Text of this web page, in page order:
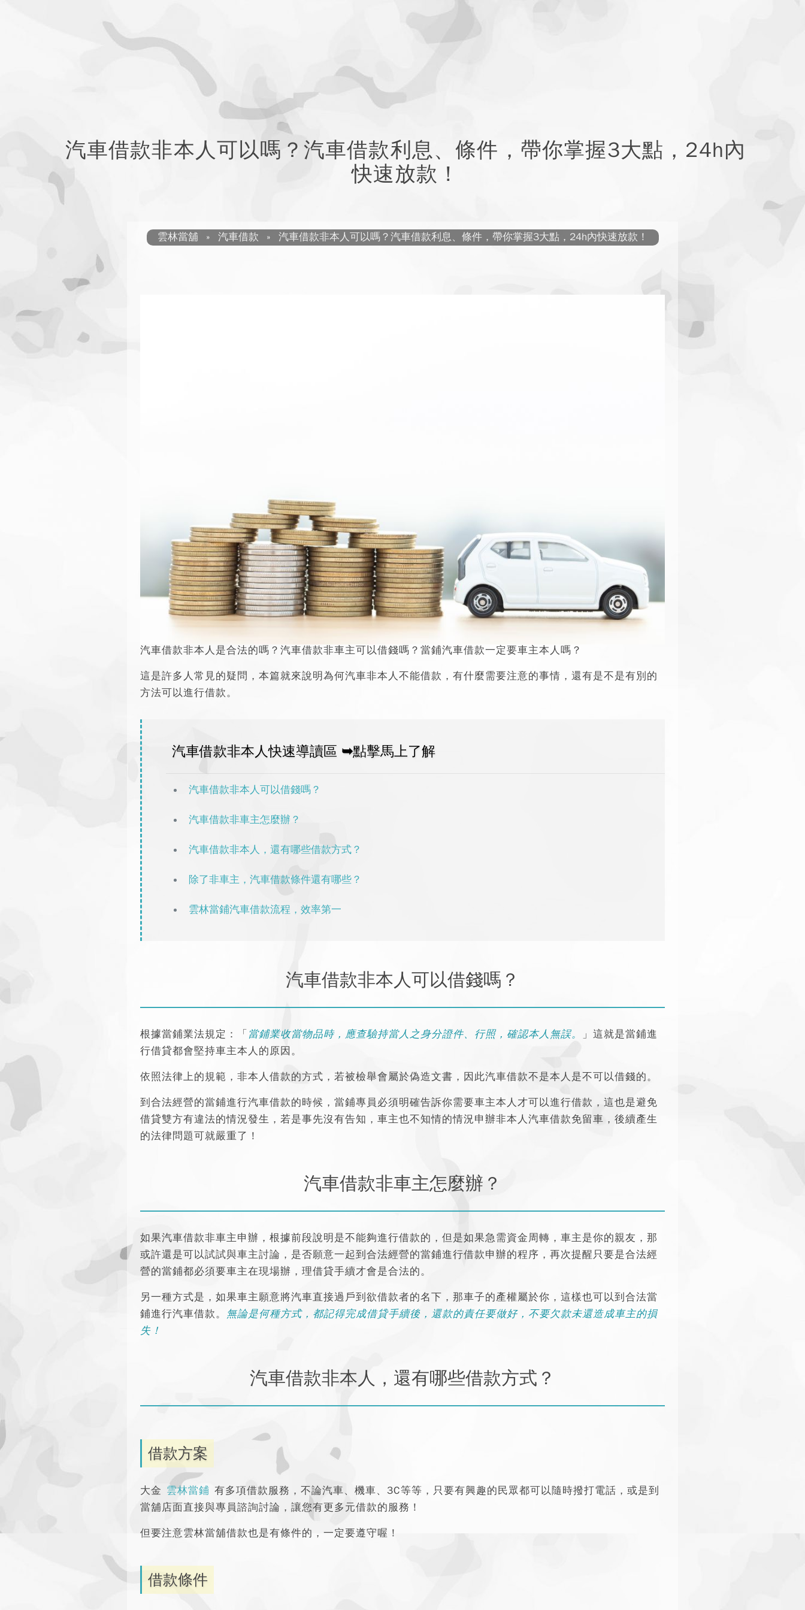
汽車借款非本人可以嗎？汽車借款利息、條件，帶你掌握3大點，24h內
快速放款！
雲林當舖 » 汽車借款 » 汽車借款非本人可以嗎？汽車借款利息、條件，帶你掌握3大點，24h內快速放款！
汽車借款非本人是合法的嗎？汽車借款非車主可以借錢嗎？當鋪汽車借款一定要車主本人嗎？
這是許多人常見的疑問，本篇就來說明為何汽車非本人不能借款，有什麼需要注意的事情，還有是不是有別的
方法可以進行借款。
汽車借款非本人快速導讀區 ➥點擊馬上了解
汽車借款非本人可以借錢嗎？
汽車借款非車主怎麼辦？
汽車借款非本人，還有哪些借款方式？
除了非車主，汽車借款條件還有哪些？
雲林當鋪汽車借款流程，效率第一
汽車借款非本人可以借錢嗎？
根據當鋪業法規定：「 當鋪業收當物品時，應查驗持當人之身分證件、行照，確認本人無誤。
」這就是當鋪進
行借貸都會堅持車主本人的原因。
依照法律上的規範，非本人借款的方式，若被檢舉會屬於偽造文書，因此汽車借款不是本人是不可以借錢的。
到合法經營的當鋪進行汽車借款的時候，當鋪專員必須明確告訴你需要車主本人才可以進行借款，這也是避免
借貸雙方有違法的情況發生， 若是事先沒有告知，車主也不知情的情況申辦非本人汽車借款免留車，後續產生
的法律問題可就嚴重了！
汽車借款非車主怎麼辦？
如果汽車借款非車主申辦，根據前段說明是不能夠進行借款的，但是如果急需資金周轉，車主是你的親友，那
或許還是可以試試與車主討論，是否願意一起到合法經營的當鋪進行借款申辦的程序， 再次提醒只要是合法經
營的當鋪都必須要車主在現場辦，理借貸手續才會是合法的。
另一種方式是，如果車主願意將汽車直接過戶到欲借款者的名下，那車子的產權屬於你，這樣也可以到合法當
鋪進行汽車借款。 無論是何種方式，都記得完成借貸手續後，還款的責任要做好，不要欠款未還造成車主的損
失！
汽車借款非本人，還有哪些借款方式？
借款方案
大金 雲林當鋪 有多項借款服務，不論汽車、機車、3C等等，只要有興趣的民眾都可以隨時撥打電話，或是到
當舖店面直接與專員諮詢討論，讓您有更多元借款的服務！
但要注意雲林當舖借款也是有條件的，一定要遵守喔！
借款條件